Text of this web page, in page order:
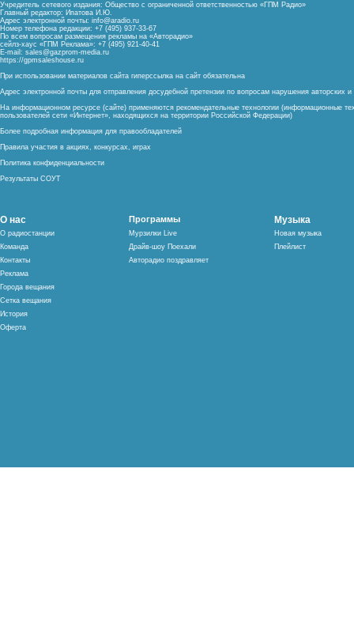
Учредитель сетевого издания: Общество с ограниченной ответственностью «ГПМ Радио»
Главный редактор: Ипатова И.Ю.
Адрес электронной почты: info@aradio.ru
Номер телефона редакции: +7 (495) 937-33-67
По всем вопросам размещения рекламы на «Авторадио»
сейлз-хаус «ГПМ Реклама»: +7 (495) 921-40-41
E-mail: sales@gazprom-media.ru
https://gpmsaleshouse.ru
При использовании материалов сайта гиперссылка на сайт обязательна
Адрес электронной почты для отправления досудебной претензии по вопросам нарушения авторских
На информационном ресурсе (сайте) применяются рекомендательные технологии (информационные
пользователей сети «Интернет», находящихся на территории Российской Федерации)
Более подробная информация для правообладателей
Правила участия в акциях, конкурсах, играх
Политика конфиденциальности
Результаты СОУТ
О нас
О радиостанции
Команда
Контакты
Реклама
Города вещания
Сетка вещания
История
Оферта
Программы
Мурзилки Live
Драйв-шоу Поехали
Авторадио поздравляет
Музыка
Новая музыка
Плейлист